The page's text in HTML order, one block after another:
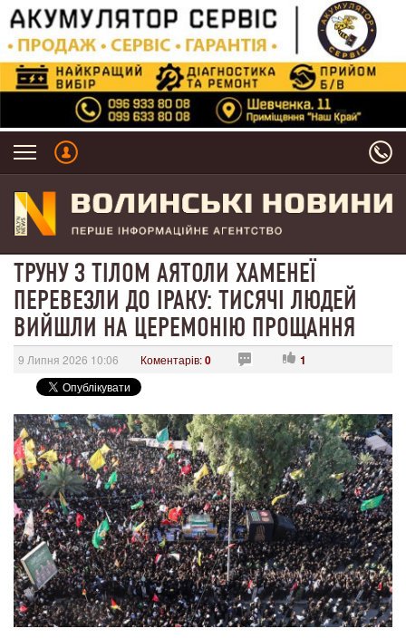
ТРУНУ З ТІЛОМ АЯТОЛИ ХАМЕНЕЇ
ПЕРЕВЕЗЛИ ДО ІРАКУ: ТИСЯЧІ ЛЮДЕЙ
ВИЙШЛИ НА ЦЕРЕМОНІЮ ПРОЩАННЯ
9 Липня 2026 10:06 Коментарів:0 1